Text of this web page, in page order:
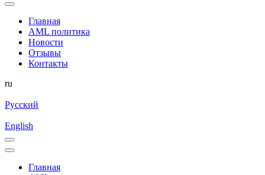
Главная
AML политика
Новости
Отзывы
Контакты
ru
Русский
English
Главная